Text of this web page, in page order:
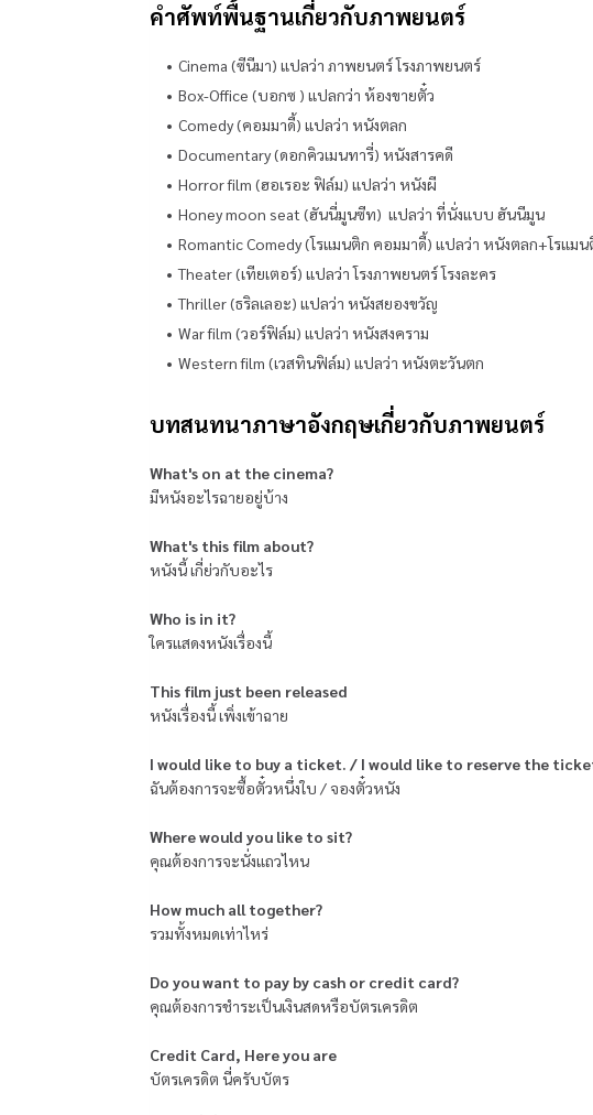
คำศัพท์พื้นฐานเกี่ยวกับภาพยนตร์
Cinema (ซีนีมา) แปลว่า ภาพยนตร์ โรงภาพยนตร์
Box-Office (บอกซ ) แปลกว่า ห้องขายตั๋ว
Comedy (คอมมาดี้) แปลว่า หนังตลก
Documentary (ดอกคิวเมนทารี่) หนังสารคดี
Horror film (ฮอเรอะ ฟิล์ม) แปลว่า หนังผี
Honey moon seat (ฮันนี่มูนซีท) แปลว่า ที่นั่งแบบ ฮันนีมูน
Romantic Comedy (โรแมนติก คอมมาดี้) แปลว่า หนังตลก+โรแมน
Theater (เทียเตอร์) แปลว่า โรงภาพยนตร์ โรงละคร
Thriller (ธริลเลอะ) แปลว่า หนังสยองขวัญ
War film (วอร์ฟิล์ม) แปลว่า หนังสงคราม
Western film (เวสทินฟิล์ม) แปลว่า หนังตะวันตก
บทสนทนาภาษาอังกฤษเกี่ยวกับภาพยนตร์
What's on at the cinema?
มีหนังอะไรฉายอยู่บ้าง
What's this film about?
หนังนี้ เกี่ย่วกับอะไร
Who is in it?
ใครแสดงหนังเรื่องนี้
This film just been released
หนังเรื่องนี้ เพิ่งเข้าฉาย
I would like to buy a ticket. / I would like to reserve the
ฉันต้องการจะซื้อตั๋วหนึ่งใบ / จองตั๋วหนัง
Where would you like to sit?
คุณต้องการจะนั่งแถวไหน
How much all together?
รวมทั้งหมดเท่าไหร่
Do you want to pay by cash or credit card?
คุณต้องการชำระเป็นเงินสดหรือบัตรเครดิต
Credit Card, Here you are
บัตรเครดิต นี่ครับบัตร